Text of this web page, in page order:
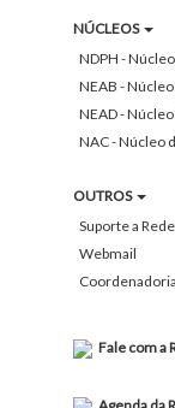
NÚCLEOS
NDPH -
NEAB -
NEAD -
NAC - Núcleo
OUTROS
Suporte a Rede
Webmail
Fale com a